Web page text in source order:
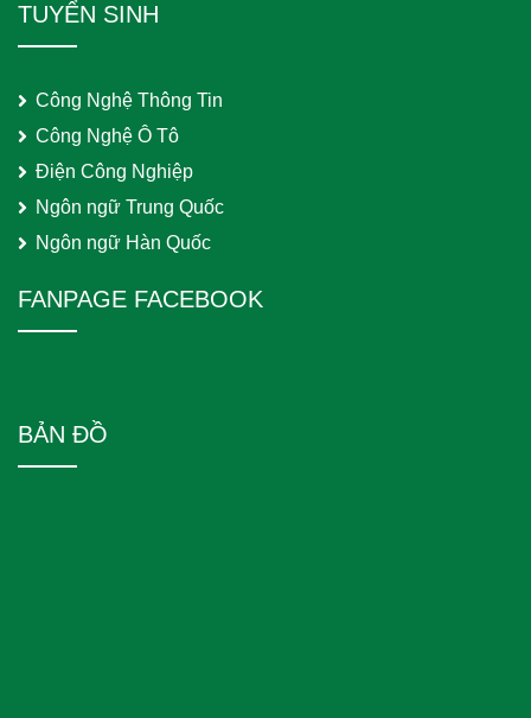
TUYỂN SINH
Công Nghệ Thông Tin
Công Nghệ Ô Tô
Điện Công Nghiệp
Ngôn ngữ Trung Quốc
Ngôn ngữ Hàn Quốc
FANPAGE FACEBOOK
BẢN ĐỒ